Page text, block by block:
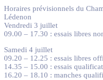
Horaires prévisionnels du
Lédenon
Vendredi 3 juillet
09.00 – 17.30 : essais libres
Samedi 4 juillet
09.20 – 12.25 : essais libres
14.35 – 15.00 : essais
16.20 – 18.10 : manches